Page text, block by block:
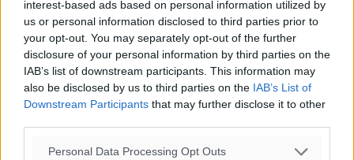
interest-based ads based on personal information utilized by
us or personal information disclosed to third parties prior to
your opt-out. You may separately opt-out of the further
disclosure of your personal information by third parties on the
IAB’s list of downstream participants. This information may
also be disclosed by us to third parties on the IAB’s List of
Downstream Participants that may further disclose it to other
Personal Data Processing Opt Outs
Δ
25°/ 27
06:18
20:06
πρόγνωση:
33°